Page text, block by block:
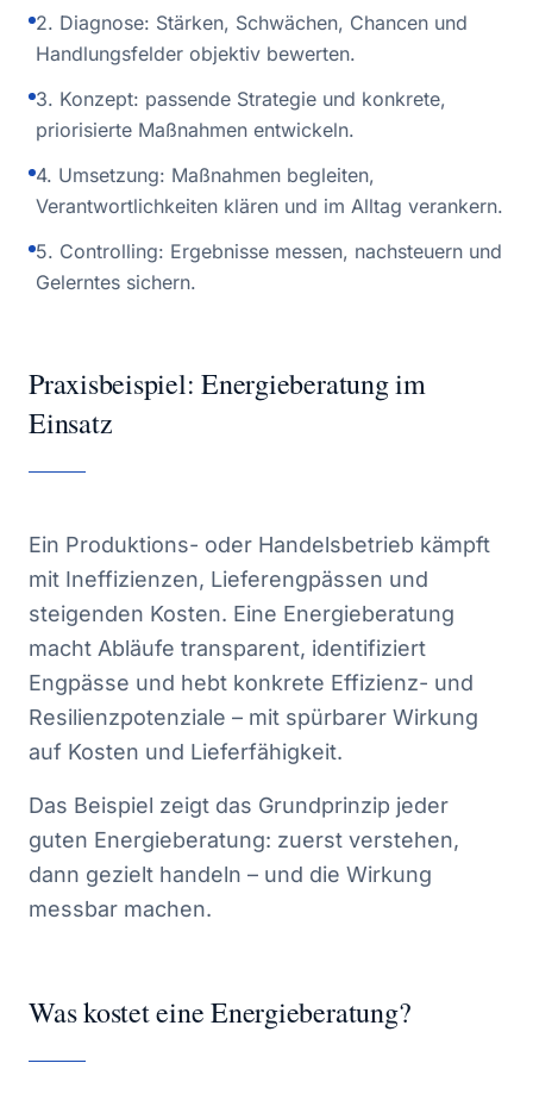
2. Diagnose: Stärken, Schwächen, Chancen und
Handlungsfelder objektiv bewerten.
3. Konzept: passende Strategie und konkrete,
priorisierte Maßnahmen entwickeln.
4. Umsetzung: Maßnahmen begleiten,
Verantwortlichkeiten klären und im Alltag verankern.
5. Controlling: Ergebnisse messen, nachsteuern und
Gelerntes sichern.
Praxisbeispiel: Energieberatung im
Einsatz
Ein Produktions- oder Handelsbetrieb kämpft
mit Ineffizienzen, Lieferengpässen und
steigenden Kosten. Eine Energieberatung
macht Abläufe transparent, identifiziert
Engpässe und hebt konkrete Effizienz- und
Resilienzpotenziale – mit spürbarer Wirkung
auf Kosten und Lieferfähigkeit.
Das Beispiel zeigt das Grundprinzip jeder
guten Energieberatung: zuerst verstehen,
dann gezielt handeln – und die Wirkung
messbar machen.
Was kostet eine Energieberatung?